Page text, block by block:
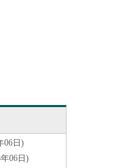
06日)
06日)